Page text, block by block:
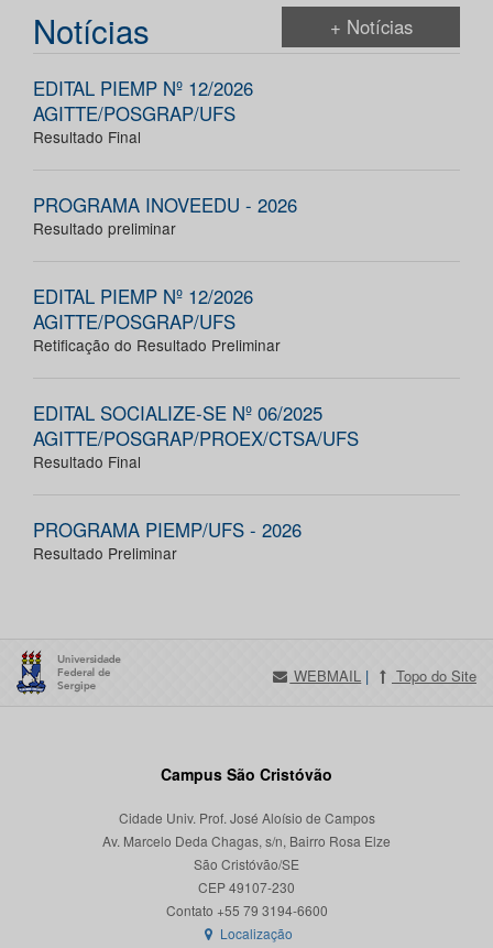
Notícias + Notícias
EDITAL PIEMP Nº 12/2026
AGITTE/POSGRAP/UFS
Resultado Final
PROGRAMA INOVEEDU - 2026
Resultado preliminar
EDITAL PIEMP Nº 12/2026
AGITTE/POSGRAP/UFS
Retificação do Resultado Preliminar
EDITAL SOCIALIZE-SE Nº 06/2025
AGITTE/POSGRAP/PROEX/CTSA/UFS
Resultado Final
PROGRAMA PIEMP/UFS - 2026
Resultado Preliminar
WEBMAIL | Topo do Site
Campus São Cristóvão
Cidade Univ. Prof. José Aloísio de Campos
Av. Marcelo Deda Chagas, s/n, Bairro Rosa Elze
São Cristóvão/SE
CEP 49107-230
Localização